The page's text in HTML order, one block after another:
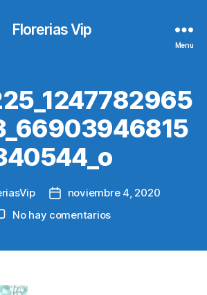
Florerias Vip
Menu
Postnoviembre 4, 2020
No hay comentariosen